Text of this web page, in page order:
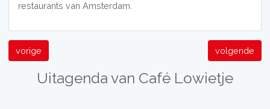
restaurants van Amsterdam.
vorige volgende
Uitagenda van Café Lowietje